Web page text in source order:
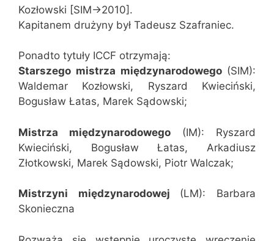
Kozłowski [SIM->2010].
Kapitanem drużyny był Tadeusz Szafraniec.
Ponadto tytuły ICCF otrzymają:
Starszego mistrza międzynarodowego (SIM):
Waldemar Kozłowski, Ryszard Kwieciński,
Bogusław Łatas, Marek Sądowski;
Mistrza międzynarodowego (IM): Ryszard
Kwieciński, Bogusław Łatas, Arkadiusz
Złotkowski, Marek Sądowski, Piotr Walczak;
Mistrzyni międzynarodowej (LM): Barbara
Skonieczna